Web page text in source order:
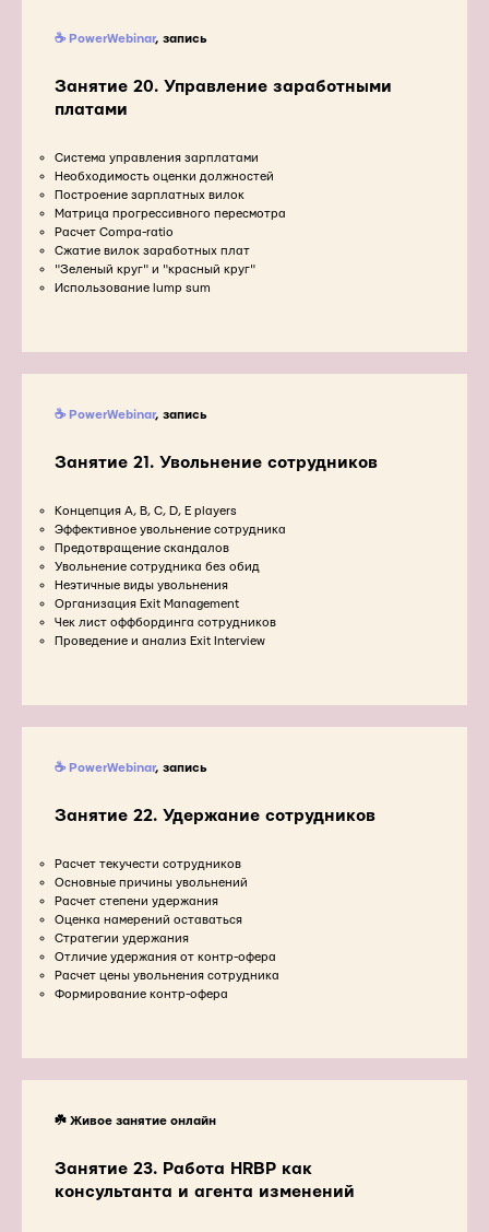
☕ PowerWebinar, запись
Занятие 20. Управление заработными
платами
Система управления зарплатами
Необходимость оценки должностей
Построение зарплатных вилок
Матрица прогрессивного пересмотра
Расчет Compa-ratio
Сжатие вилок заработных плат
"Зеленый круг" и "красный круг"
Использование lump sum
☕ PowerWebinar, запись
Занятие 21. Увольнение сотрудников
Концепция A, B, C, D, E players
Эффективное увольнение сотрудника
Предотвращение скандалов
Увольнение сотрудника без обид
Неэтичные виды увольнения
Организация Exit Management
Чек лист оффбординга сотрудников
Проведение и анализ Exit Interview
☕ PowerWebinar, запись
Занятие 22. Удержание сотрудников
Расчет текучести сотрудников
Основные причины увольнений
Расчет степени удержания
Оценка намерений оставаться
Стратегии удержания
Отличие удержания от контр-офера
Расчет цены увольнения сотрудника
Формирование контр-офера
☘️ Живое занятие онлайн
Занятие 23. Работа HRBP как
консультанта и агента изменений